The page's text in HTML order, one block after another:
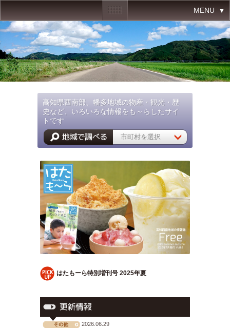
MENU
高知県西南部、幡多地域の物産・観光・歴
史など、いろいろな情報をも～らしたサイ
トです
市町村を選択
はたもーら特別増刊号 2025年夏
2026.06.29